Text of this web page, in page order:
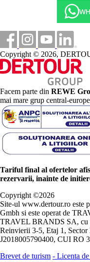
Copyright © 2026,
Facem parte din REWE
mai mare grup central-
Tariful final al ofertelor
rezervarii, inainte de
Copyright ©2026
Site-ul www.dertour.ro este
Gmbh si este operat de
TRAVEL BRANDS SA, cu
Reinvierii 3-5, Etaj 1, Sector
J2018005790400, CUI RO
Brevet de turism - Licenta